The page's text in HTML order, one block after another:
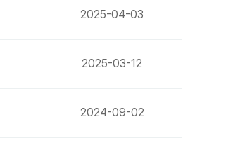
2025-04-03
2025-03-12
2024-09-02